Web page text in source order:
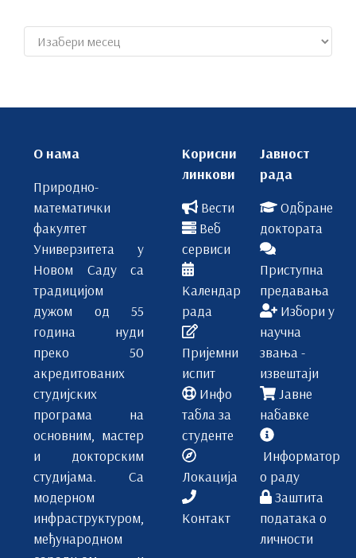
О нама
Природно-
математички
факултет
Универзитета у
Новом Саду са
традицијом
дужом од 55
година нуди
преко 50
акредитованих
студијских
програма на
основним, мастер
и докторским
студијама. Са
модерном
инфраструктуром,
међународном
Корисни
линкови
Вести
Веб
сервиси
Календар
рада
Пријемни
испит
Инфо
табла за
студенте
Локација
Контакт
Јавност
рада
Одбране
доктората
Приступна
предавања
Избори у
научна
звања -
извештаји
Јавне
набавке
Информатор
о раду
Заштита
података о
личности